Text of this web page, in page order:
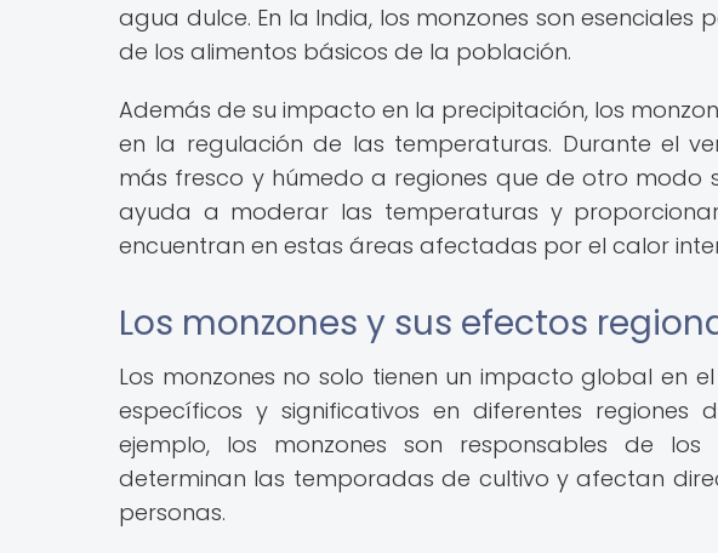
agua dulce. En la India, los monzones son esenciales
de los alimentos básicos de la población.
Además de su impacto en la precipitación, los
en la regulación de las temperaturas. Durante el
más fresco y húmedo a regiones que de otro modo
ayuda a moderar las temperaturas y
encuentran en estas áreas afectadas por el calor
Los monzones y sus efectos
Los monzones no solo tienen un impacto global en
específicos y significativos en diferentes regiones
ejemplo, los monzones son responsables de
determinan las temporadas de cultivo y afectan
personas.